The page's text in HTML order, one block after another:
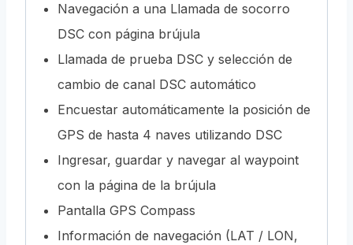
Navegación a una Llamada de socorro
DSC con página brújula
Llamada de prueba DSC y selección de
cambio de canal DSC automático
Encuestar automáticamente la posición de
GPS de hasta 4 naves utilizando DSC
Ingresar, guardar y navegar al waypoint
con la página de la brújula
Pantalla GPS Compass
Información de navegación (LAT / LON,